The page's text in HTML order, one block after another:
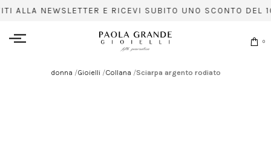
ALLA NEWSLETTER E RICEVI SUBITO UNO SCONTO
0
donna /Gioielli /Collana /Sciarpa argento rodiato